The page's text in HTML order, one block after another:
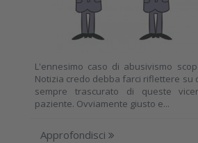
L'ennesimo caso di abusivismo
Notizia credo debba farci riflettere su
sempre trascurato di queste
paziente. Ovviamente giusto e...
Approfondisci